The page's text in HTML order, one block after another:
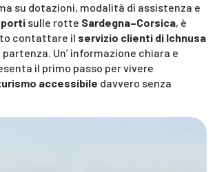
su dotazioni, modalità di assistenza e
sulle rotte Sardegna–Corsica, è
contattare il servizio clienti di Ichnusa
Un’ informazione chiara e
il primo passo per vivere
accessibile davvero senza